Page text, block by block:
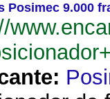
Posimec 9.000